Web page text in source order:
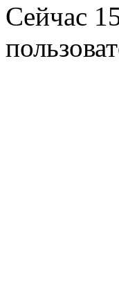
Сейчас